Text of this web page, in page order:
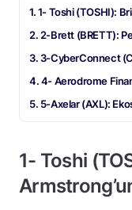
1- Toshi (TOSHI):
2-Brett (BRETT):
3-CyberConnect
4- Aerodrome
5-Axelar (AXL):
1- Toshi